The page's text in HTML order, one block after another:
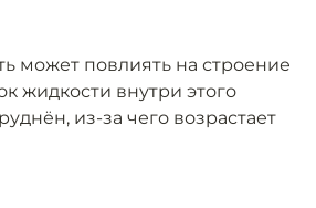
может повлиять на строение
жидкости внутри этого
из-за чего возрастает